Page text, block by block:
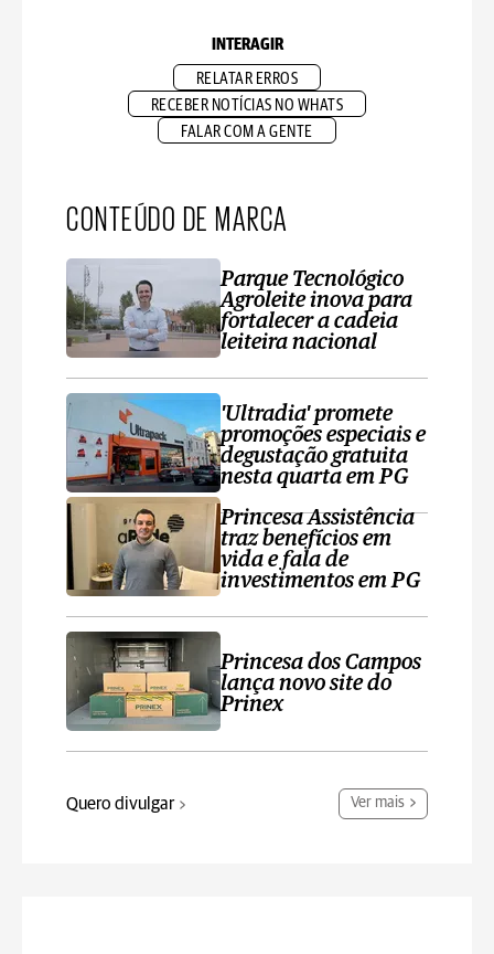
INTERAGIR
RELATAR ERROS
RECEBER NOTÍCIAS NO WHATS
FALAR COM A GENTE
CONTEÚDO DE MARCA
Parque Tecnológico
Agroleite inova para
fortalecer a cadeia
leiteira nacional
'Ultradia' promete
promoções especiais e
degustação gratuita
nesta quarta em PG
Princesa Assistência
traz benefícios em
vida e fala de
investimentos em PG
Princesa dos Campos
lança novo site do
Prinex
Quero divulgar Ver mais